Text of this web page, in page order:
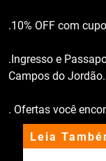
Leia
.10% OFF com
.Ingresso e
Campos do Jordão.
. Ofertas você